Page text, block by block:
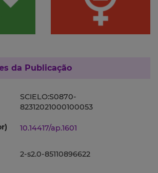
da Publicação
SCIELO:S0870-
82312021000100053
10.14417/ap.1601
2-s2.0-85110896622